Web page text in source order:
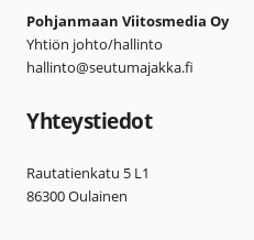
Pohjanmaan Viitosmedia Oy
Yhtiön johto/hallinto
hallinto@seutumajakka.fi
Yhteystiedot
Rautatienkatu 5 L1
86300 Oulainen